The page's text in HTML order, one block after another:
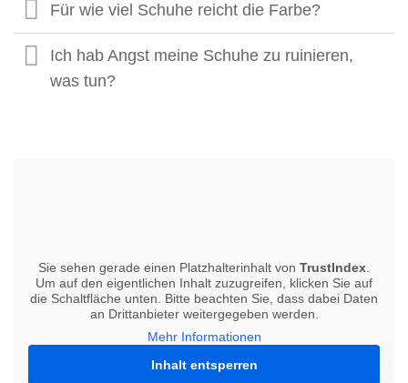
Für wie viel Schuhe reicht die Farbe?
Ich hab Angst meine Schuhe zu ruinieren,
was tun?
Sie sehen gerade einen Platzhalterinhalt von TrustIndex
Um auf den eigentlichen Inhalt zuzugreifen, klicken Sie auf
die Schaltfläche unten. Bitte beachten Sie, dass dabei Daten
an Drittanbieter weitergegeben werden.
Mehr Informationen
Inhalt entsperren